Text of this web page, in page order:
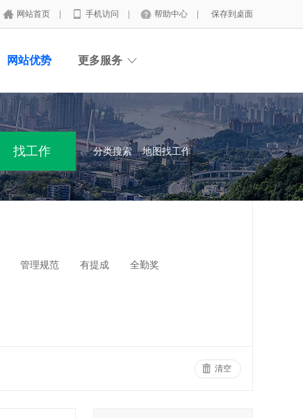
网站首页 手机访问 帮助中心 保存到桌面
网站优势 更多服务
分类搜索 地图找工作
管理规范 有提成 全勤奖
清空